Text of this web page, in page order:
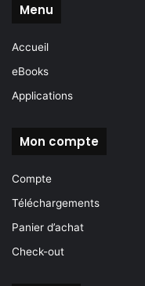
Menu
Accueil
eBooks
Applications
Mon compte
Compte
Téléchargements
Panier d’achat
Check-out